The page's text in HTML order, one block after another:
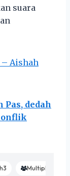
suara
Aishah
Pas, dedah